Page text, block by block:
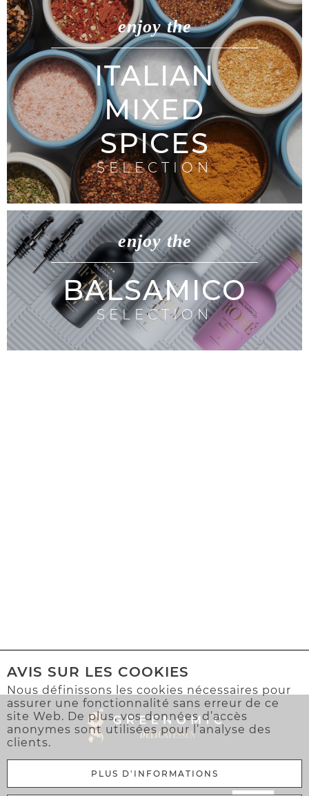
enjoy the
ITALIAN
MIXED
SPICES
SELECTION
enjoy the
BALSAMICO
SELECTION
AVIS SUR LES COOKIES
Nous définissons les cookies nécessaires pour
assurer une fonctionnalité sans erreur de ce
site Web. De plus, vos données d’accès
anonymes sont utilisées pour l’analyse des
clients.
PLUS D'INFORMATIONS